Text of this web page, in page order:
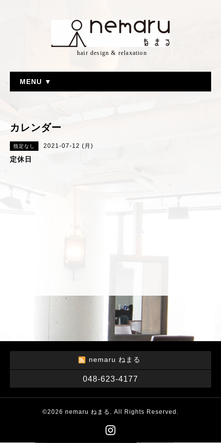
hair design & relaxation
MENU ▼
カレンダー
指定なし 2021-07-12 (月)
定休日
nemaru ねまる
048-623-4177
©2026 nemaru ねまる . All Rights Reserved.